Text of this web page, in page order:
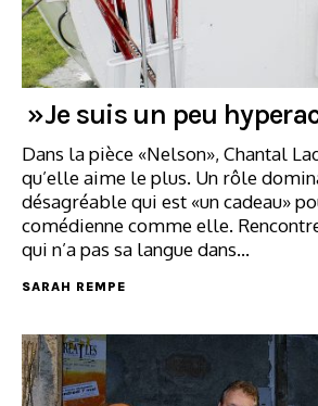
»Je suis un peu
Dans la pièce «Nelson», Chantal
qu’elle aime le plus. Un rôle
désagréable qui est «un cadeau»
comédienne comme elle.
qui n’a pas sa langue dans…
SARAH REMPE